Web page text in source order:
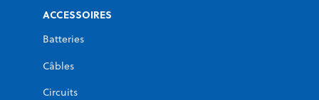
ACCESSOIRES
Batteries
Câbles
Circuits